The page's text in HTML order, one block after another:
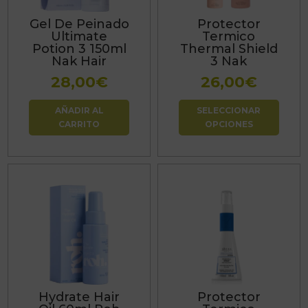
Gel De Peinado
Ultimate
Potion 3 150ml
Nak Hair
28,00€
AÑADIR AL
CARRITO
Protector
Termico
Thermal Shield
3 Nak
26,00€
SELECCIONAR
OPCIONES
opciones
se
pueden
elegir
en
página
Hydrate Hair
Protector